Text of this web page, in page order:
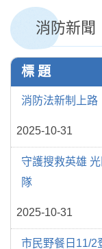
消防新聞
標 題
消防法新制上
2025-10-31
守護搜救英雄
隊
2025-10-31
市民野餐日11/2